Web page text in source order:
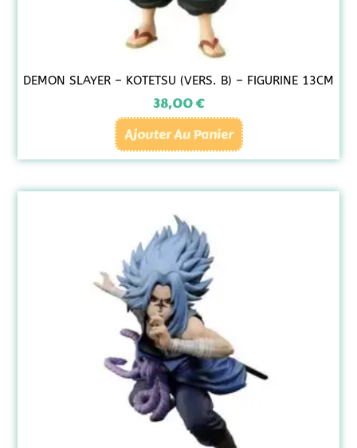
DEMON SLAYER – KOTETSU (VERS. B) – FIGURINE 13CM
38,00€
Ajouter Au Panier